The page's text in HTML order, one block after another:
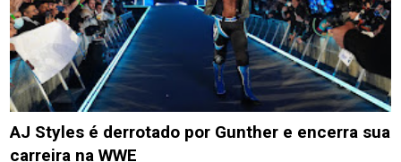
AJ Styles é derrotado por Gunther e encerra sua
carreira na WWE